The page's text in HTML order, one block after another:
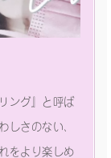
ング』と呼ば
しさのない、
をより楽しめ